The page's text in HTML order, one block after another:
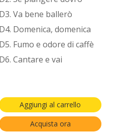
D3. Va bene ballerò
D4. Domenica, domenica
D5. Fumo e odore di caffè
D6. Cantare e vai
Aggiungi al carrello
Acquista ora